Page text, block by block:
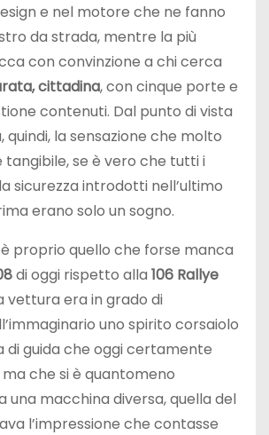
e nel motore che ne fanno
da strada, mentre la più
con convinzione a chi cerca
cittadina, con cinque porte e
contenuti. Dal punto di vista
quindi, la sensazione che molto
tangibile, se è vero che tutti i
sicurezza introdotti nell’ultimo
erano solo un sogno.
proprio quello che forse manca
di oggi rispetto alla 106 Rallye
vettura era in grado di
uno spirito corsaiolo
di guida che oggi certamente
ma che si è quantomeno
una macchina diversa, quella del
l’impressione che contasse